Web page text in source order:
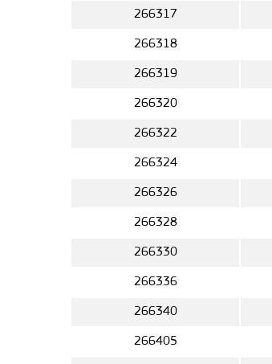
266317
266318
266319
266320
266322
266324
266326
266328
266330
266336
266340
266405